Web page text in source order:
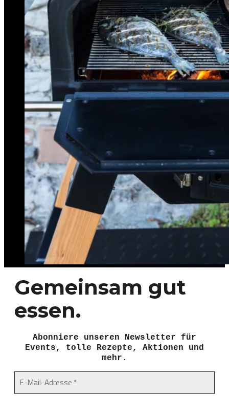
Gemeinsam gut
essen.
Abonniere unseren Newsletter für
Events, tolle Rezepte, Aktionen und
mehr.